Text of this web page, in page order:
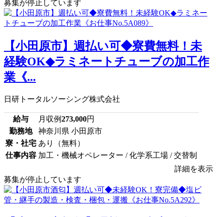
募集が停止しています
【小田原市】週払い可◆寮費無料！未
経験OK◆ラミネートチューブの加工作
業《...
日研トータルソーシング株式会社
給与 月収例273,000円
勤務地
神奈川県 小田原市
寮・社宅 あり（無料）
仕事内容 加工・機械オペレーター / 化学系工場 / 交替制
詳細を表示
募集が停止しています